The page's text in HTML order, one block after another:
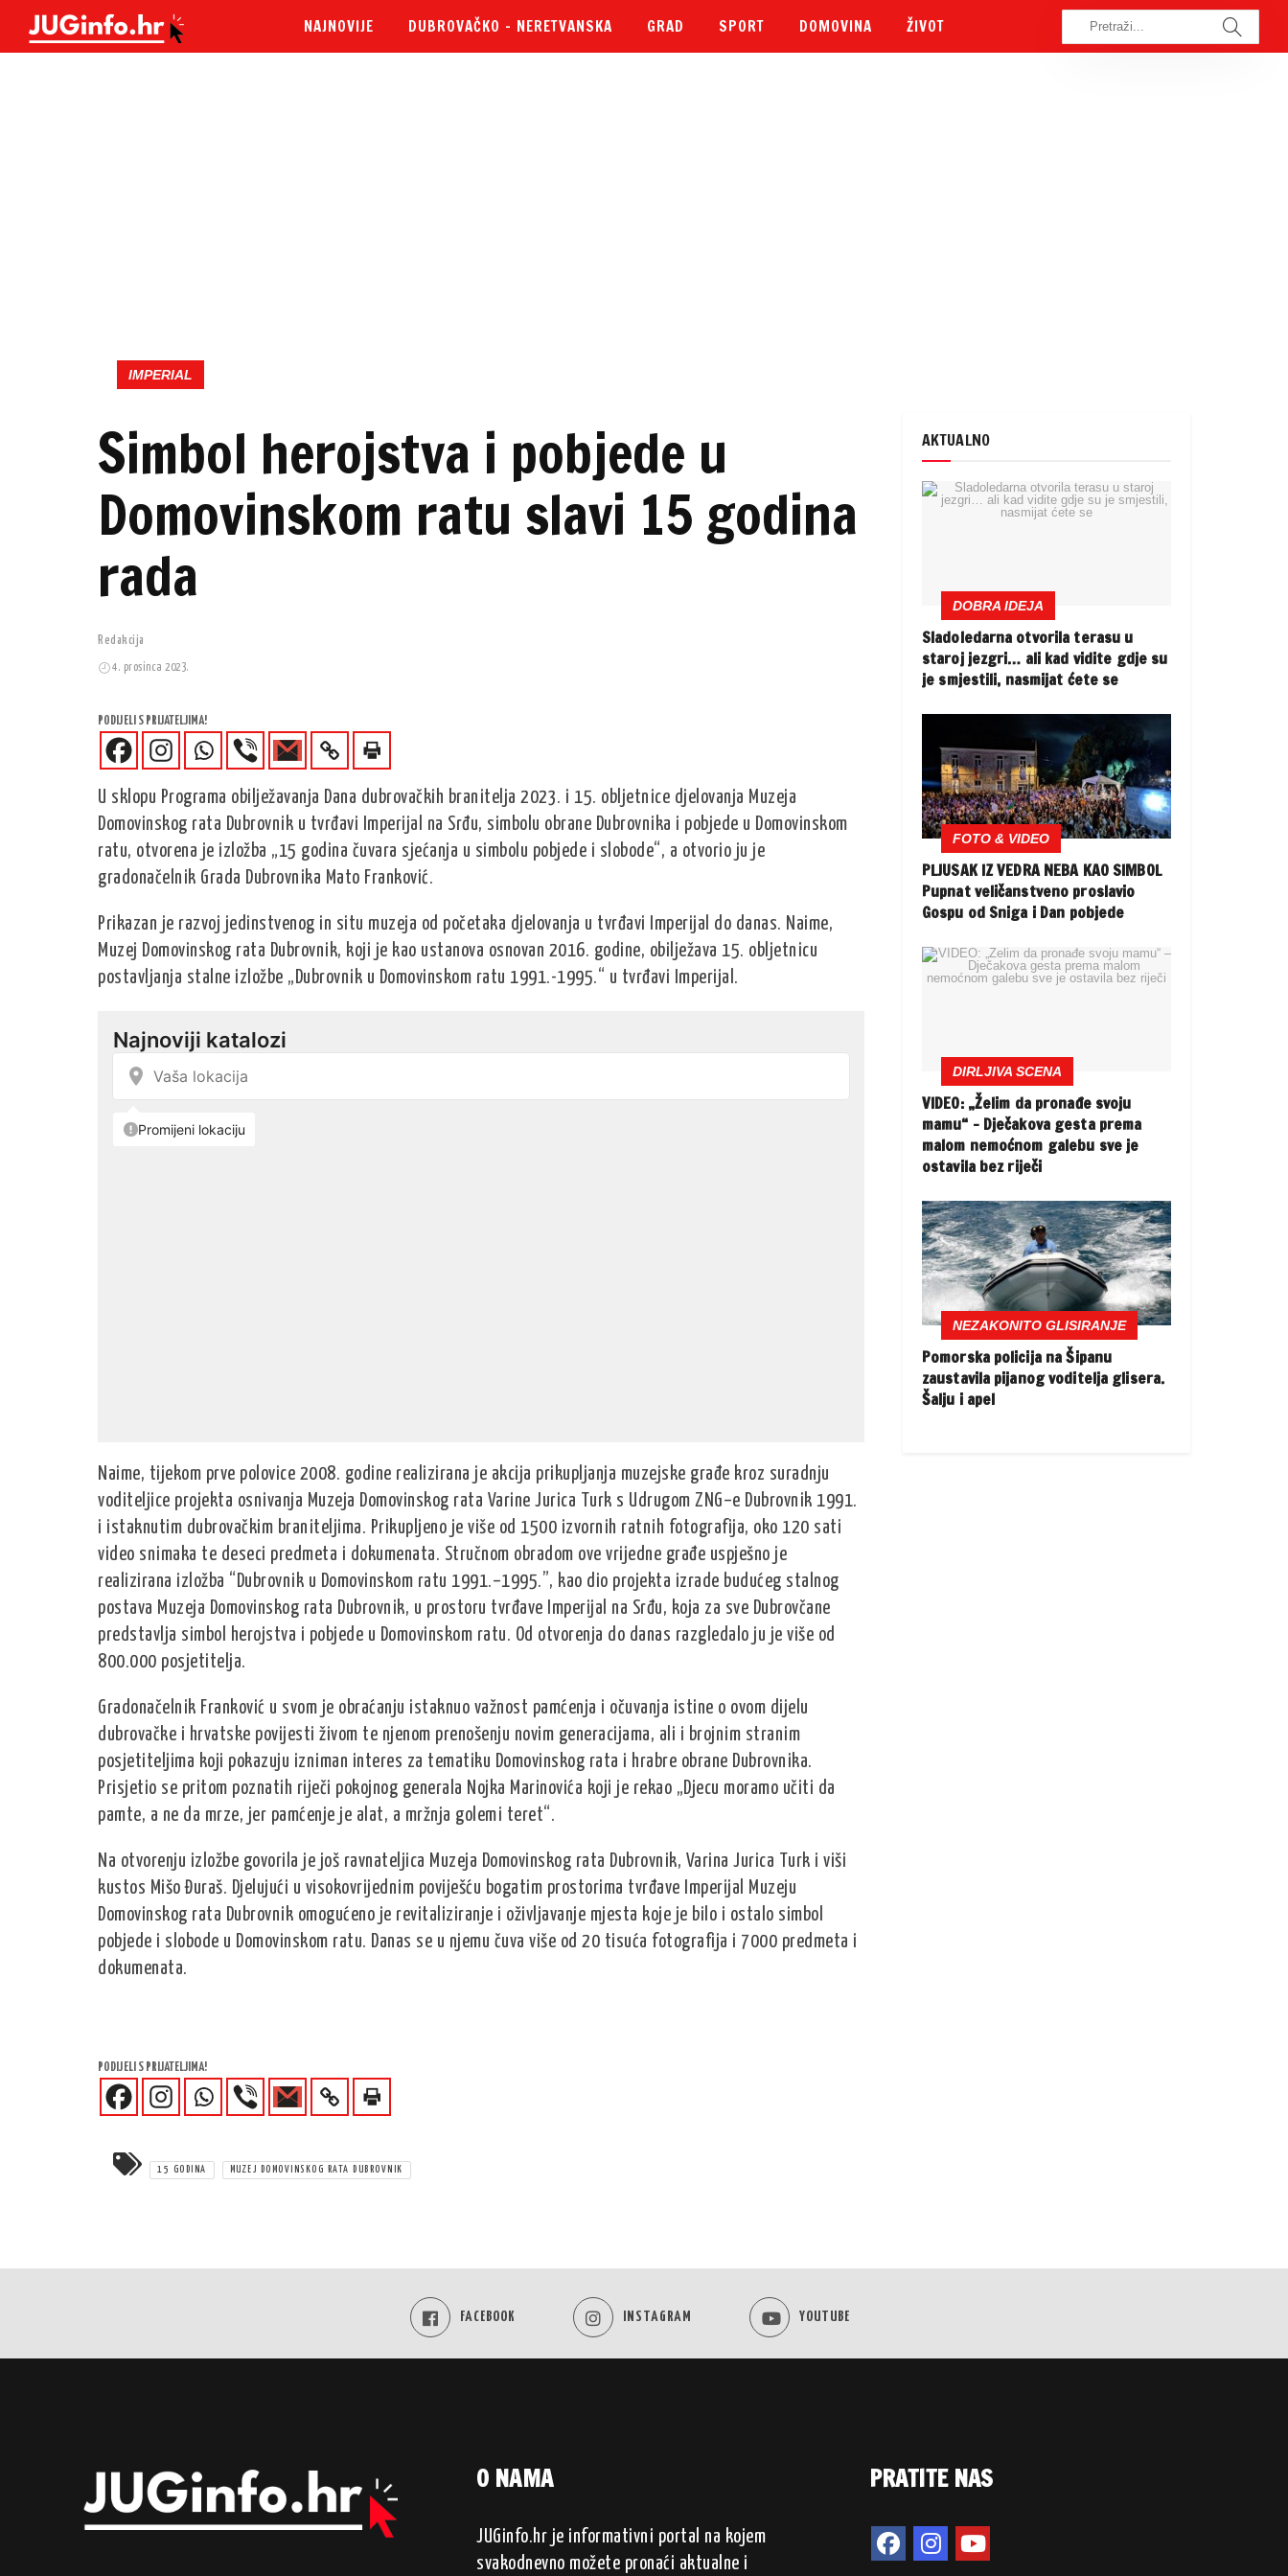
NAJNOVIJE DUBROVAČKO – NERETVANSKA GRAD SPORT DOMOVINA ŽIVOT
IMPERIAL
Simbol herojstva i pobjede u
Domovinskom ratu slavi 15 godina
rada
Redakcija
4. prosinca 2023.
PODIJELI S PRIJATELJIMA!
U sklopu Programa obilježavanja Dana dubrovačkih branitelja 2023. i 15. obljetnice djelovanja Muzeja
Domovinskog rata Dubrovnik u tvrđavi Imperijal na Srđu, simbolu obrane Dubrovnika i pobjede u Domovinskom
ratu, otvorena je izložba „15 godina čuvara sjećanja u simbolu pobjede i slobode“, a otvorio ju je
gradonačelnik Grada Dubrovnika Mato Franković.
Prikazan je razvoj jedinstvenog in situ muzeja od početaka djelovanja u tvrđavi Imperijal do danas. Naime,
Muzej Domovinskog rata Dubrovnik, koji je kao ustanova osnovan 2016. godine, obilježava 15. obljetnicu
postavljanja stalne izložbe „Dubrovnik u Domovinskom ratu 1991.-1995.“ u tvrđavi Imperijal.
Naime, tijekom prve polovice 2008. godine realizirana je akcija prikupljanja muzejske građe kroz suradnju
voditeljice projekta osnivanja Muzeja Domovinskog rata Varine Jurica Turk s Udrugom ZNG–e Dubrovnik 1991.
i istaknutim dubrovačkim braniteljima. Prikupljeno je više od 1500 izvornih ratnih fotografija, oko 120 sati
video snimaka te deseci predmeta i dokumenata. Stručnom obradom ove vrijedne građe uspješno je
realizirana izložba “Dubrovnik u Domovinskom ratu 1991.–1995.”, kao dio projekta izrade budućeg stalnog
postava Muzeja Domovinskog rata Dubrovnik, u prostoru tvrđave Imperijal na Srđu, koja za sve Dubrovčane
predstavlja simbol herojstva i pobjede u Domovinskom ratu. Od otvorenja do danas razgledalo ju je više od
800.000 posjetitelja.
Gradonačelnik Franković u svom je obraćanju istaknuo važnost pamćenja i očuvanja istine o ovom dijelu
dubrovačke i hrvatske povijesti živom te njenom prenošenju novim generacijama, ali i brojnim stranim
posjetiteljima koji pokazuju izniman interes za tematiku Domovinskog rata i hrabre obrane Dubrovnika.
Prisjetio se pritom poznatih riječi pokojnog generala Nojka Marinovića koji je rekao „Djecu moramo učiti da
pamte, a ne da mrze, jer pamćenje je alat, a mržnja golemi teret“.
Na otvorenju izložbe govorila je još ravnateljica Muzeja Domovinskog rata Dubrovnik, Varina Jurica Turk i viši
kustos Mišo Đuraš. Djelujući u visokovrijednim poviješću bogatim prostorima tvrđave Imperijal Muzeju
Domovinskog rata Dubrovnik omogućeno je revitaliziranje i oživljavanje mjesta koje je bilo i ostalo simbol
pobjede i slobode u Domovinskom ratu. Danas se u njemu čuva više od 20 tisuća fotografija i 7000 predmeta i
dokumenata.
PODIJELI S PRIJATELJIMA!
15 GODINA MUZEJ DOMOVINSKOG RATA DUBROVNIK
AKTUALNO
DOBRA IDEJA
Sladoledarna otvorila terasu u
staroj jezgri… ali kad vidite gdje su
je smjestili, nasmijat ćete se
FOTO & VIDEO
PLJUSAK IZ VEDRA NEBA KAO SIMBOL
Pupnat veličanstveno proslavio
Gospu od Sniga i Dan pobjede
DIRLJIVA SCENA
VIDEO: „Želim da pronađe svoju
mamu“ – Dječakova gesta prema
malom nemoćnom galebu sve je
ostavila bez riječi
NEZAKONITO GLISIRANJE
Pomorska policija na Šipanu
zaustavila pijanog voditelja glisera.
Šalju i apel
FACEBOOK INSTAGRAM YOUTUBE
O NAMA
JUGinfo.hr je informativni portal na kojem
svakodnevno možete pronaći aktualne i
PRATITE NAS